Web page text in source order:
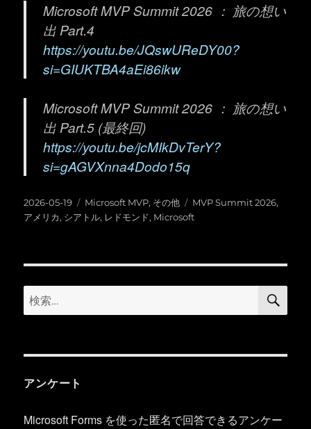
Microsoft MVP Summit 2026 ： 旅の想い
出 Part.4
https://youtu.be/JQswUReDY00?
si=GIUKTBA4aEi86ikw
Microsoft MVP Summit 2026 ： 旅の想い
出 Part.5 (最終回)
https://youtu.be/jcMIkDvTerY?
si=gAGVXnna4Dodo15q
投
稿
2026-05-19
カ
テ
Microsoft MVP, その他
タ
グ
MVP Summit 2026,
アメリカ, シアトル, レドモンド, Microsoft
検
索:
検
アンケート
Microsoft Forms を使った匿名で回答できるアンケー